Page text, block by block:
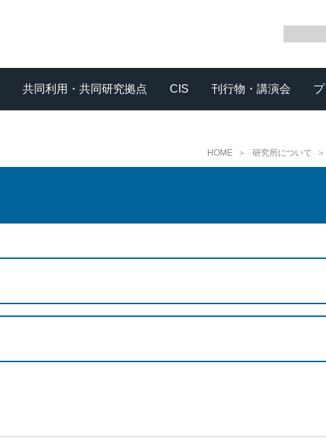
共同利用・共同研究拠点 CIS 刊行物・講演会
HOME ＞ 研究所について ＞